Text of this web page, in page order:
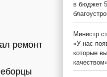
ремонт
в бюджет
Министр
«У нас
которые